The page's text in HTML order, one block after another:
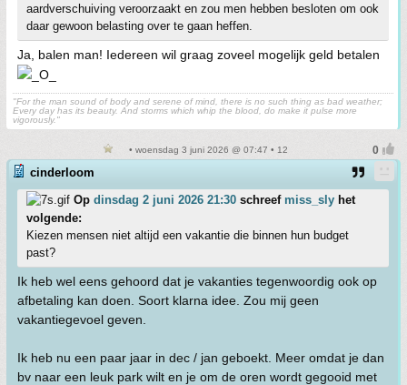
aardverschuiving veroorzaakt en zou men hebben besloten om ook
daar gewoon belasting over te gaan heffen.
Ja, balen man! Iedereen wil graag zoveel mogelijk geld betalen
"For the man sound of body and serene of mind, there is no such thing as bad weather;
Every day has its beauty. And storms which whip the blood, do make it pulse more
vigorously."
• woensdag 3 juni 2026 @ 07:47 • 12
cinderloom
Op dinsdag 2 juni 2026 21:30 schreef miss_sly het
volgende:
Kiezen mensen niet altijd een vakantie die binnen hun budget
past?
Ik heb wel eens gehoord dat je vakanties tegenwoordig ook op
afbetaling kan doen. Soort klarna idee. Zou mij geen
vakantiegevoel geven.
Ik heb nu een paar jaar in dec / jan geboekt. Meer omdat je dan
bv naar een leuk park wilt en je om de oren wordt gegooid met